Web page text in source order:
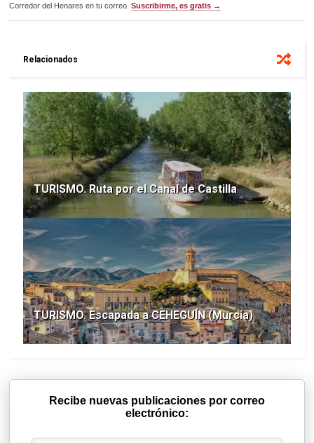
Corredor del Henares en tu correo.Suscribirme, es gratis →
Relacionados
TURISMO. Ruta por el Canal de Castilla
TURISMO. Escapada a CEHEGUÍN (Murcia)
Recibe nuevas publicaciones por correo
electrónico: